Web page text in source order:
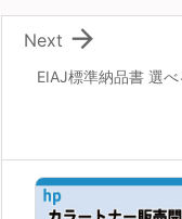
EIAJ標準納品書 選

Next